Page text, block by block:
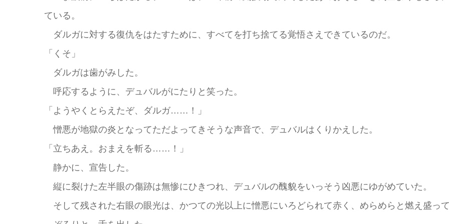
ている。
ダルガに対する復仇をはたすために、すべてを打ち捨てる覚悟さえできているのだ。
「くそ」
ダルガは歯がみした。
呼応するように、デュバルがにたりと笑った。
「ようやくとらえたぞ、ダルガ……！」
憎悪が地獄の炎となってただよってきそうな声音で、デュバルはくりかえした。
「立ちあえ。おまえを斬る……！」
静かに、宣告した。
縦に裂けた左半眼の傷跡は無惨にひきつれ、デュバルの醜貌をいっそう凶悪にゆがめていた。
そして残された右眼の眼光は、かつての光以上に憎悪にいろどられて赤く、めらめらと燃え盛っ